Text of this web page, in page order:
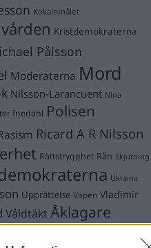
Kokainmålet
Kristdemokraterna
Pålsson
Moderaterna Mord
Nilsson-Larancuent Nina
Inedahl Polisen
Ricard A R Nilsson
Rättstrygghet Rån Skjutning
Ukraina
Upprättelse Vapen Vladimir
Våldtäkt Åklagare